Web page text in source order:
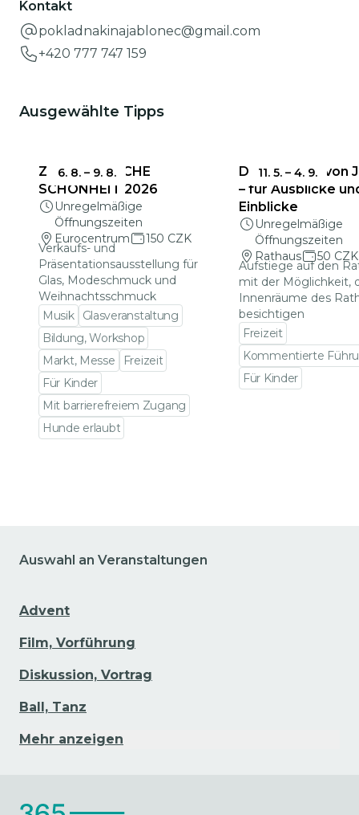
Kontakt
pokladnakinajablonec@gmail.com
+420 777 747 159
Ausgewählte Tipps
6. 8. – 9. 8.
ZERBRECHLICHE
SCHÖNHEIT 2026
Unregelmäßige
Öffnungszeiten
Eurocentrum
150 CZK
Verkaufs- und
Präsentationsausstellung für
Glas, Modeschmuck und
Weihnachtsschmuck
Musik
Glasveranstaltung
Bildung, Workshop
Markt, Messe
Freizeit
Für Kinder
Mit barrierefreiem Zugang
Hunde erlaubt
11. 5. – 4. 9.
Das Rathaus von
– für Ausblicke
Einblicke
Unregelmäßige
Öffnungszeiten
Rathaus
50 CZK
Aufstiege auf den
mit der Möglichkeit,
Innenräume des
besichtigen
Freizeit
Kommentierte
Für Kinder
Auswahl an Veranstaltungen
Advent
Film, Vorführung
Diskussion, Vortrag
Ball, Tanz
Mehr anzeigen